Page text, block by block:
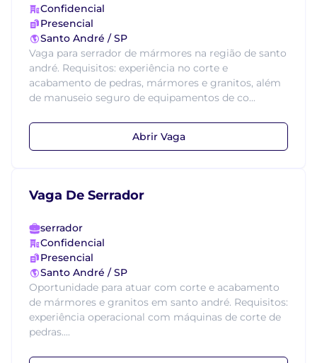
Confidencial
Presencial
Santo André / SP
Vaga para serrador de mármores na região de santo
andré. Requisitos: experiência no corte e
acabamento de pedras, mármores e granitos, além
de manuseio seguro de equipamentos de co...
Abrir Vaga
Vaga De Serrador
serrador
Confidencial
Presencial
Santo André / SP
Oportunidade para atuar com corte e acabamento
de mármores e granitos em santo andré. Requisitos:
experiência operacional com máquinas de corte de
pedras....